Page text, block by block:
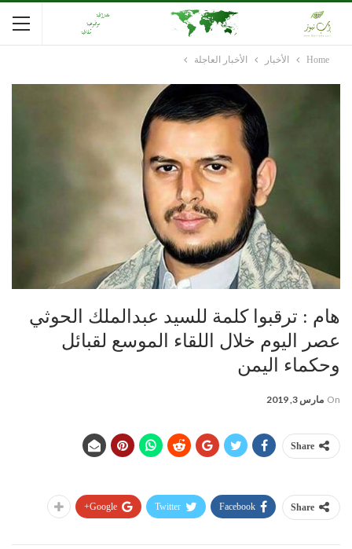
Home الأخبار الأخبار العاجلة
هام : ترقبوا كلمة للسيد عبدالملك الحوثي
عصر اليوم خلال اللقاء الموسع لقبائل
وحكماء اليمن
On مارس 3, 2019
Share
Share
Facebook
Twitter
Google+